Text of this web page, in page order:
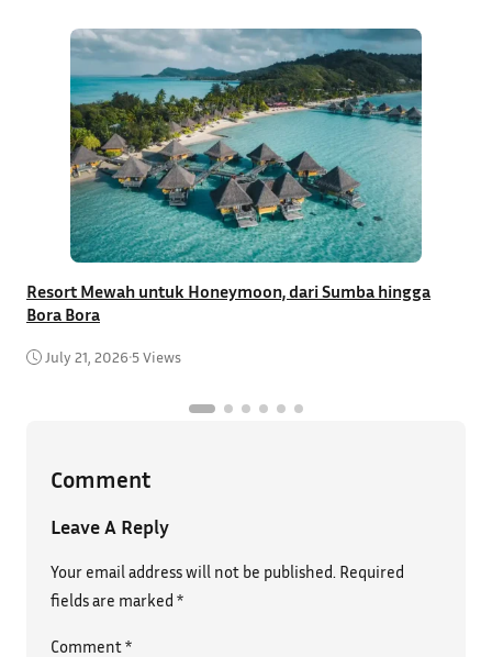
Resort Mewah untuk Honeymoon, dari Sumba hingga
Bora Bora
July 21, 2026•5 Views
Comment
Leave A Reply
Your email address will not be published. Required
fields are marked *
Comment*